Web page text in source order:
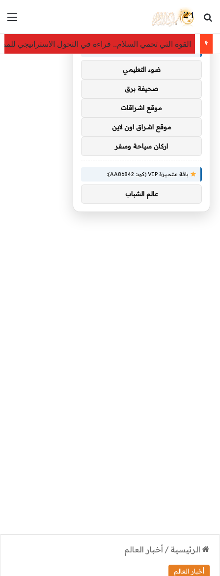
بحث عن
القوة التي تحمي السلام.. قراءة في التحول الاستراتيجي
الرئيسية / أخبار العالم
أخبار العالم
توصيات :
باقة متميزة VIP (كود: AA35872):
ضوء التعليمي
صحيفة برق
موقع اشراقات
موقع اشراق اون لاين
اركان سياحة وسفر
باقة متميزة VIP (كود: AA86842):
عالم الشباب